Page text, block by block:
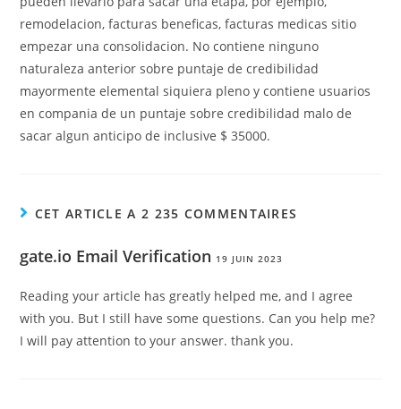
remodelacion, facturas beneficas, facturas medicas sitio
empezar una consolidacion. No contiene ninguno
naturaleza anterior sobre puntaje de credibilidad
mayormente elemental siquiera pleno y contiene usuarios
en compania de un puntaje sobre credibilidad malo de
sacar algun anticipo de inclusive $ 35000.
CET ARTICLE A 2 235 COMMENTAIRES
gate.io Email Verification 19 JUIN 2023
Reading your article has greatly helped me, and I agree
with you. But I still have some questions. Can you help me?
I will pay attention to your answer. thank you.